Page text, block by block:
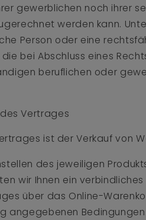
gewerblichen noch ihrer
werden kann.
Person oder eine
bei Abschluss eines
beruflichen oder
Vertrages
ist der Verkauf von
des jeweiligen
wir Ihnen ein
über das Online-
angegebenen